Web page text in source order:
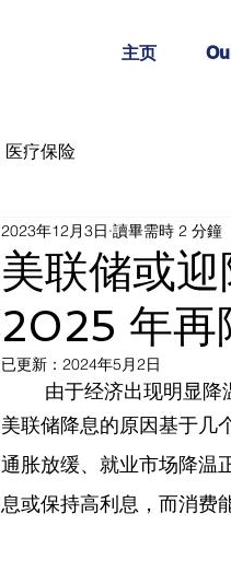
主页
医疗保险
美联储或
2025 年再
2023年12月3日 讀畢需時 2 分鐘
已更新： 2024年5月2日
由于经济出现明显
美联储降息的原因基于几
通胀放缓、就业市场降温
息或保持高利息，而消费